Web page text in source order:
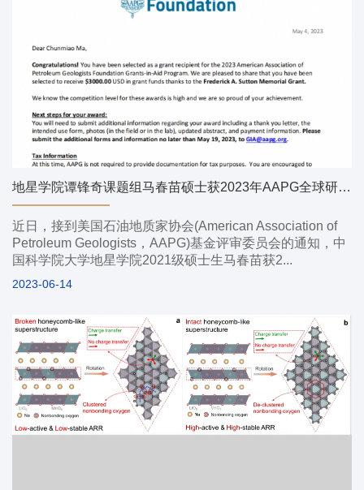
地星学院谭锋奇课题组马春苗硕士获2023年AAPG全球研究生科研基金资助
近日，接到美国石油地质家协会(American Association of
Petroleum Geologists，AAPG)基金评审委员会的通知，中
国科学院大学地星学院2021级硕士生马春苗获2...
2023-06-14